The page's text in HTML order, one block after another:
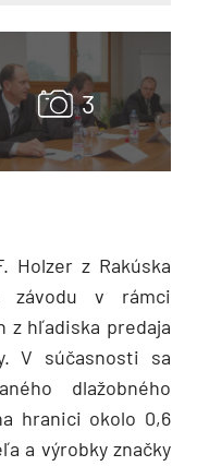
Holzer z Rakúska
závodu v rámci
z hľadiska predaja
V súčasnosti sa
dlažobného
hranici okolo 0,6
a výrobky značky